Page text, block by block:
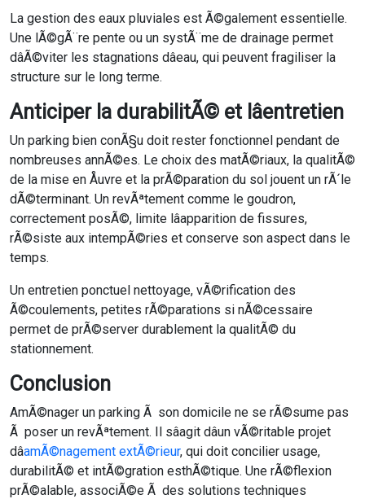
La gestion des eaux pluviales est Ã©galement essentielle.
Une lÃ©gÃ¨re pente ou un systÃ¨me de drainage permet
dâÃ©viter les stagnations dâeau, qui peuvent fragiliser la
structure sur le long terme.
Anticiper la durabilitÃ© et lâentretien
Un parking bien conÃ§u doit rester fonctionnel pendant de
nombreuses annÃ©es. Le choix des matÃ©riaux, la qualitÃ©
de la mise en Åuvre et la prÃ©paration du sol jouent un rÃ´le
dÃ©terminant. Un revÃªtement comme le goudron,
correctement posÃ©, limite lâapparition de fissures,
rÃ©siste aux intempÃ©ries et conserve son aspect dans le
temps.
Un entretien ponctuel nettoyage, vÃ©rification des
Ã©coulements, petites rÃ©parations si nÃ©cessaire
permet de prÃ©server durablement la qualitÃ© du
stationnement.
Conclusion
AmÃ©nager un parking Ã son domicile ne se rÃ©sume pas
Ã poser un revÃªtement. Il sâagit dâun vÃ©ritable projet
dâamÃ©nagement extÃ©rieur, qui doit concilier usage,
durabilitÃ© et intÃ©gration esthÃ©tique. Une rÃ©flexion
prÃ©alable, associÃ©e Ã des solutions techniques